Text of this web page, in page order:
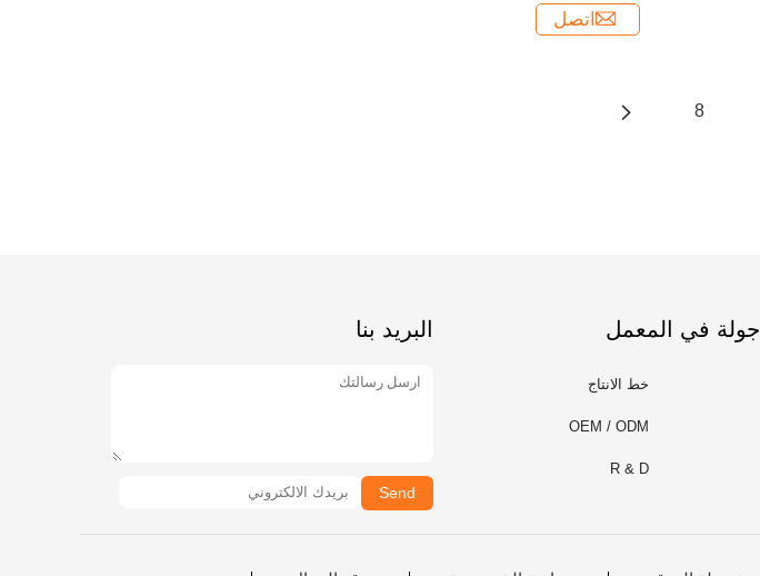
اتصل
8
جولة في المعمل
خط الانتاج
OEM / ODM
R & D
البريد بنا
Send